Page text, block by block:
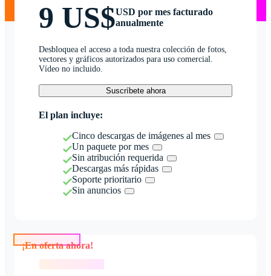
9 US$USD por mes facturado
anualmente
Desbloquea el acceso a toda nuestra colección de fotos,
vectores y gráficos autorizados para uso comercial.
Vídeo no incluido.
Suscríbete ahora
El plan incluye:
Cinco descargas de imágenes al mes
Un paquete por mes
Sin atribución requerida
Descargas más rápidas
Soporte prioritario
Sin anuncios